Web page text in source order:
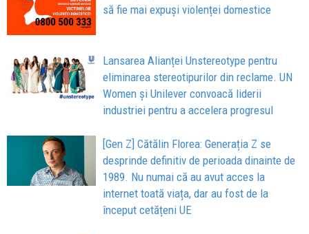
să fie mai expuși violenței domestice
Lansarea Alianței Unstereotype pentru
eliminarea stereotipurilor din reclame. UN
Women și Unilever convoacă liderii
industriei pentru a accelera progresul
[Gen Z] Cătălin Florea: Generația Z se
desprinde definitiv de perioada dinainte de
1989. Nu numai că au avut acces la
internet toată viața, dar au fost de la
început cetățeni UE